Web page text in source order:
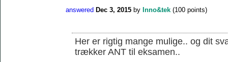
answered Dec 3, 2015 by Inno&tek (100 points)
Her er rigtig mange mulige.. og dit
trækker ANT til eksamen..